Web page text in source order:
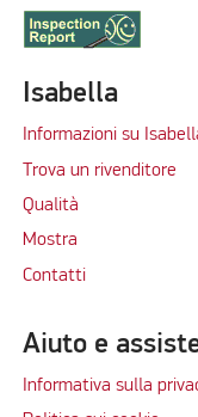
Isabella
Informazioni su
Trova un rivenditore
Qualità
Mostra
Contatti
Aiuto e
Informativa sulla